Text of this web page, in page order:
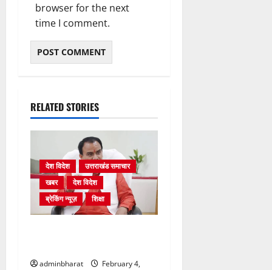
browser for the next
time I comment.
RELATED STORIES
देश विदेश
उत्तराखंड समाचार
खबर
देश विदेश
ब्रेकिंग न्यूज़
शिक्षा
adminbharat
February 4,